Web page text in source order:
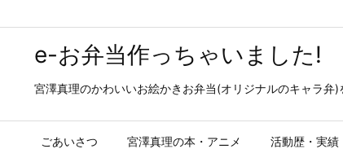
e-お弁当作っちゃいました!
宮澤真理のかわいいお絵かきお弁当(オリジナルのキャラ
ごあいさつ 宮澤真理の本・アニメ 活動歴・実績